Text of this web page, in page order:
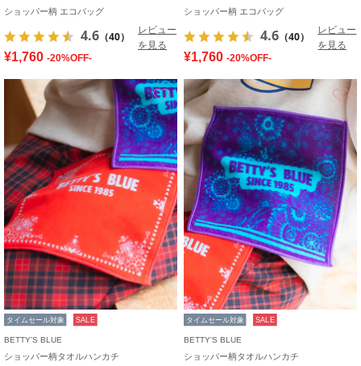
ショッパー柄 エコバッグ
4.6 （40）
レビュー
を見る
¥1,760 -20%OFF-
ショッパー柄 エコバッグ
4.6 （40）
レビュー
を見る
¥1,760 -20%OFF-
お気に入り
タイムセール対象 SALE
BETTY'S BLUE
ショッパー柄タオルハンカチ
タイムセール対象 SALE
BETTY'S BLUE
ショッパー柄タオルハンカチ